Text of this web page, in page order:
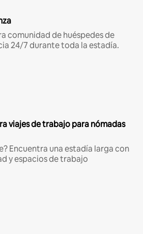
comunidad de huéspedes de
24/7 durante toda la estadía.
viajes de trabajo para nómadas
Encuentra una estadía larga con
y espacios de trabajo